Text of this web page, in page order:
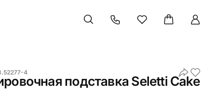
4
подставка Seletti Cake